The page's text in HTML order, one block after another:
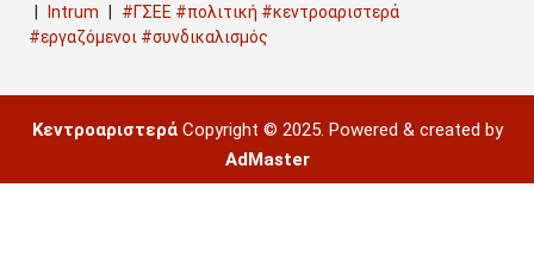
Intrum
#ΓΣΕΕ #πολιτική #κεντροαριστερά
#εργαζόμενοι #συνδικαλισμός
ΚεντροαριστεράCopyright © 2025. Powered & created by
AdMaster